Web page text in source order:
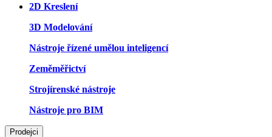
2D Kreslení
3D Modelování
Nástroje řízené umělou inteligencí
Zeměměřictví
Strojírenské nástroje
Nástroje pro BIM
Prodejci